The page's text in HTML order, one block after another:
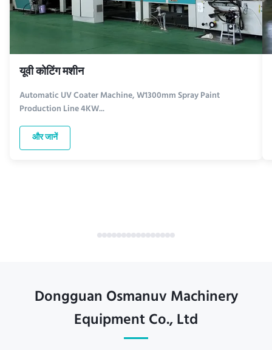
यूवी कोटिंग मशीन
Automatic UV Coater Machine, W1300mm Spray Paint
Production Line 4KW...
और जानें
Dongguan Osmanuv Machinery
Equipment Co., Ltd